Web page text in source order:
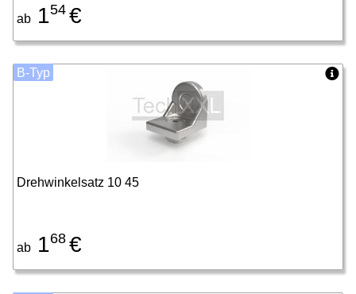
ab 154 €
Drehwinkelsatz 10 45
ab 168 €
B-Typ